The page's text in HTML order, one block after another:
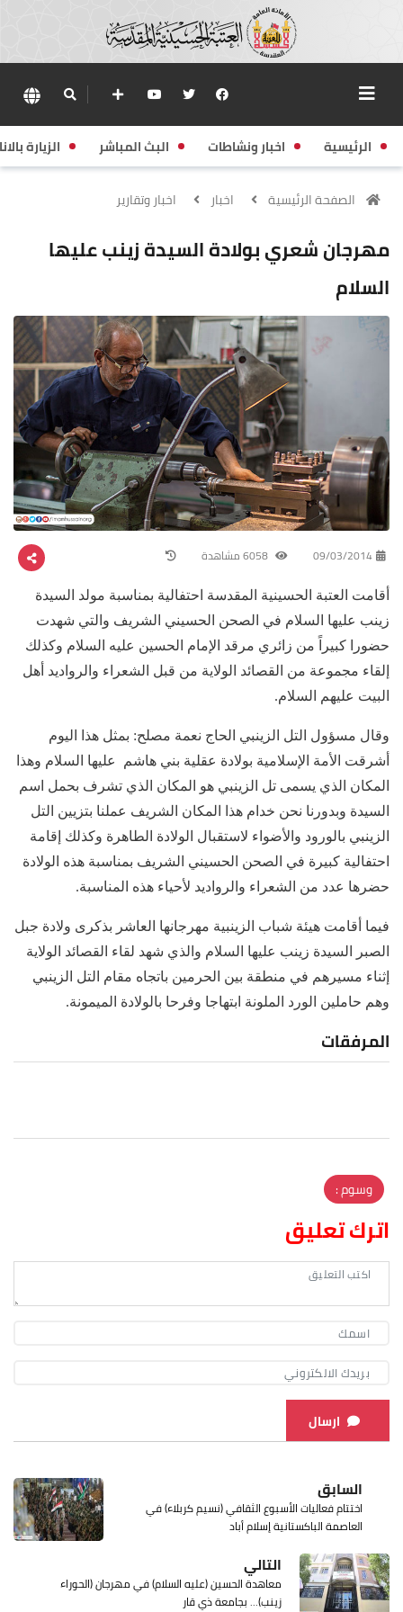
الرئيسية اخبار ونشاطات البث المباشر الزيارة
الصفحة الرئيسية اخبار اخبار وتقارير
مهرجان شعري بولادة السيدة زينب عليها
السلام
09/03/2014
أقامت العتبة الحسينية المقدسة احتفالية بمناسبة مولد السيدة
زينب عليها السلام في الصحن الحسيني الشريف والتي شهدت
حضورا كبيراً من زائري مرقد الإمام الحسين عليه السلام وكذلك
إلقاء مجموعة من القصائد الولاية من قبل الشعراء والرواديد أهل
البيت عليهم السلام.
وقال مسؤول التل الزينبي الحاج نعمة مصلح: بمثل هذا اليوم
أشرقت الأمة الإسلامية بولادة عقلية بني هاشم عليها السلام وهذا
المكان الذي يسمى تل الزينبي هو المكان الذي تشرف بحمل اسم
السيدة وبدورنا نحن خدام هذا المكان الشريف عملنا بتزيين التل
الزينبي بالورود والأضواء لاستقبال الولادة الطاهرة وكذلك إقامة
احتفالية كبيرة في الصحن الحسيني الشريف بمناسبة هذه الولادة
حضرها عدد من الشعراء والرواديد لأحياء هذه المناسبة.
فيما أقامت هيئة شباب الزينبية مهرجانها العاشر بذكرى ولادة جبل
الصبر السيدة زينب عليها السلام والذي شهد لقاء القصائد الولاية
إثناء مسيرهم في منطقة بين الحرمين باتجاه مقام التل الزينبي
وهم حاملين الورد الملونة ابتهاجا وفرحا بالولادة الميمونة.
المرفقات
وسوم :
اترك تعليق
ارسال
السابق
اختتام فعاليات الأسبوع الثقافي (نسيم كربلاء) في
العاصمة الباكستانية إسلام أباد
التالي
معاهدة الحسين (عليه السلام) في مهرجان (الحوراء
زينب)... بجامعة ذي قار